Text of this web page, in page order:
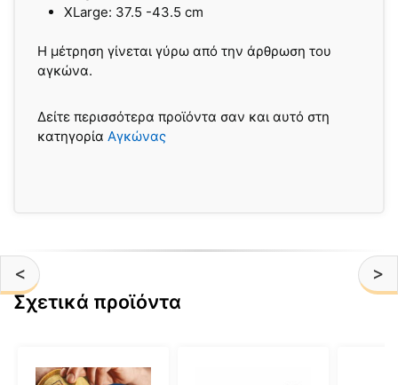
< >
XLarge: 37.5 -43.5 cm
Η μέτρηση γίνεται γύρω από την άρθρωση του
αγκώνα.
Δείτε περισσότερα προϊόντα σαν και αυτό στη
κατηγορία Αγκώνας
Σχετικά προϊόντα
το